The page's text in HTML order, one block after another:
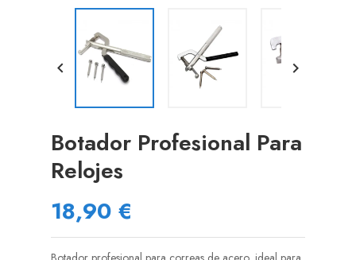
 
Botador Profesional Para
Relojes
18,90 €